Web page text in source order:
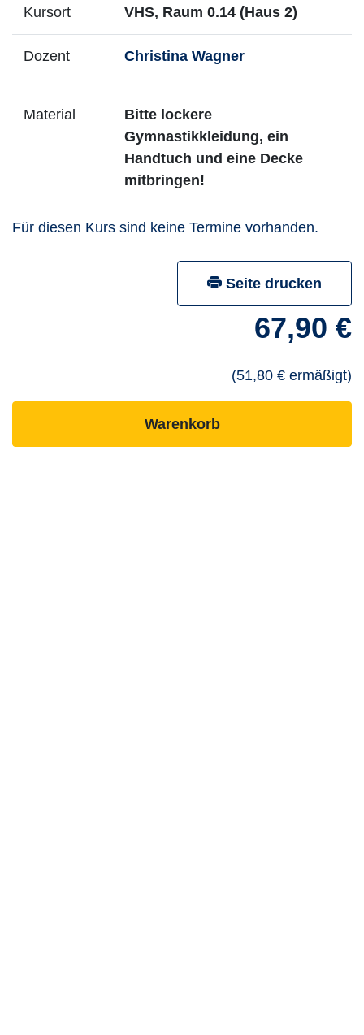
Kursort VHS, Raum 0.14 (Haus 2)
Dozent Christina Wagner- Mehr Infos
Material
Bitte lockere
Gymnastikkleidung, ein
Handtuch und eine Decke
mitbringen!
Für diesen Kurs sind keine Termine vorhanden.
Seite drucken
67,90 €
(51,80 € ermäßigt)
Warenkorb- ausgebuchten